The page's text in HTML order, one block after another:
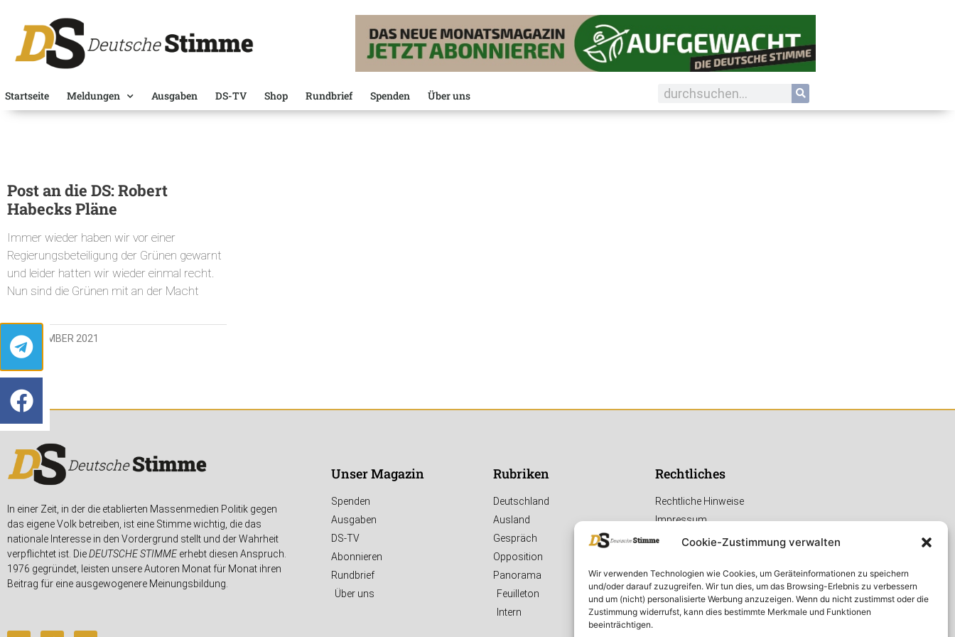
Cookie-Zustimmung verwalten
Wir verwenden Technologien wie Cookies, um Geräteinformationen zu speichern
und/oder darauf zuzugreifen. Wir tun dies, um das Browsing-Erlebnis zu verbessern
und um (nicht) personalisierte Werbung anzuzeigen. Wenn du nicht zustimmst oder die
Zustimmung widerrufst, kann dies bestimmte Merkmale und Funktionen
beeinträchtigen.
Startseite Meldungen Ausgaben DS-TV Shop Rundbrief Spenden Über uns
Post an die DS: Robert
Habecks Pläne
Immer wieder haben wir vor einer
Regierungsbeteiligung der Grünen gewarnt
und leider hatten wir wieder einmal recht.
Nun sind die Grünen mit an der Macht
20. DEZEMBER 2021
In einer Zeit, in der die etablierten Massenmedien Politik gegen
das eigene Volk betreiben, ist eine Stimme wichtig, die das
nationale Interesse in den Vordergrund stellt und der Wahrheit
verpflichtet ist. DieDEUTSCHE STIMMEerhebt diesen Anspruch.
1976 gegründet, leisten unsere Autoren Monat für Monat ihren
Beitrag für eine ausgewogenere Meinungsbildung.
Unser Magazin
Spenden
Ausgaben
DS-TV
Abonnieren
Rundbrief
Über uns
Rubriken
Deutschland
Ausland
Gespräch
Opposition
Panorama
Feuilleton
Intern
Rechtliches
Rechtliche Hinweise
Impressum
Datenschutzerklärung